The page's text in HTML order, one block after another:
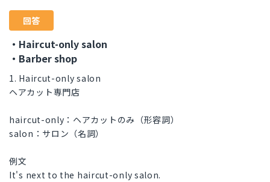
回答
・Haircut-only salon
・Barber shop
1. Haircut-only salon
ヘアカット専門店
haircut-only：ヘアカットのみ（形容詞）
salon：サロン（名詞）
例文
It's next to the haircut-only salon.